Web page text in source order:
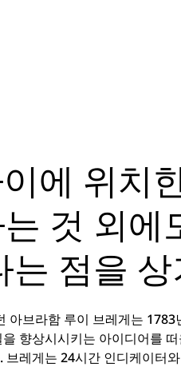
에 위치
것 외에
는 점을
아브라함 루이 브레게는
향상시시키는 아이디어를
레게는 24시간 인디케이터